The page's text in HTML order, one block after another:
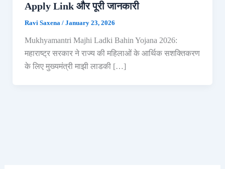
Apply Link और पूरी जानकारी
Ravi Saxena / January 23, 2026
Mukhyamantri Majhi Ladki Bahin Yojana 2026:
महाराष्ट्र सरकार ने राज्य की महिलाओं के आर्थिक सशक्तिकरण
के लिए मुख्यमंत्री माझी लाडकी […]